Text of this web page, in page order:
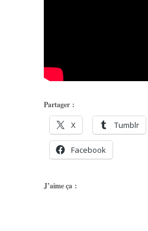
Partager :
X Tumblr
Facebook
J’aime ça :